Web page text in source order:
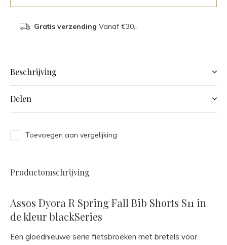
Gratis verzending Vanaf €30,-
Beschrijving
Delen
Toevoegen aan vergelijking
Productomschrijving
Assos Dyora R Spring Fall Bib Shorts S11 in
de kleur blackSeries
Een gloednieuwe serie fietsbroeken met bretels voor